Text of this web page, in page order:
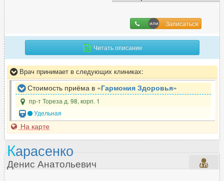
Записаться
Читать описание
Врач принимает в следующих клиниках:
Стоимость приёма в «Гармония Здоровья»
пр-т Тореза д. 98, корп. 1
Удельная
На карте
Карасенко
Денис Анатольевич